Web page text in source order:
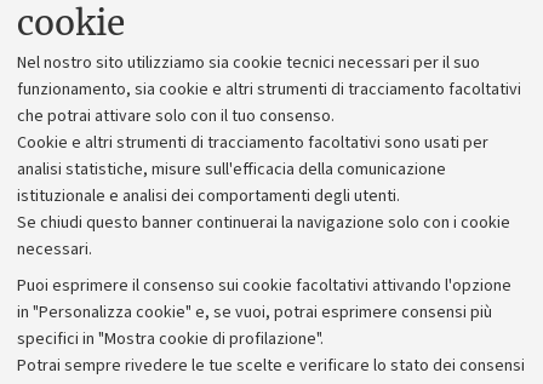
cookie
Nel nostro sito utilizziamo sia cookie tecnici necessari per il suo
funzionamento, sia cookie e altri strumenti di tracciamento facoltativi
che potrai attivare solo con il tuo consenso.
Cookie e altri strumenti di tracciamento facoltativi sono usati per
analisi statistiche, misure sull'efficacia della comunicazione
istituzionale e analisi dei comportamenti degli utenti.
Se chiudi questo banner continuerai la navigazione solo con i cookie
necessari.
Puoi esprimere il consenso sui cookie facoltativi attivando l'opzione
in "Personalizza cookie" e, se vuoi, potrai esprimere consensi più
specifici in "Mostra cookie di profilazione".
Potrai sempre rivedere le tue scelte e verificare lo stato dei consensi
Alumni community
Piano strategico
Bilanci
Donazioni e 5x1000
Merchandising - UniboStore
Bandi, gare e concorsi
Albo online
Amministrazione trasparente